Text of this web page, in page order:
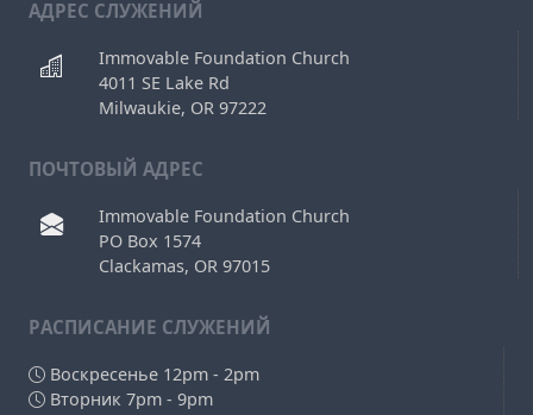
АДРЕС СЛУЖЕНИЙ
Immovable Foundation Church
4011 SE Lake Rd
Milwaukie, OR 97222
ПОЧТОВЫЙ АДРЕС
Immovable Foundation Church
PO Box 1574
Clackamas, OR 97015
РAСПИСАНИЕ СЛУЖЕНИЙ
Воскресенье 12pm - 2pm
Вторник 7pm - 9pm